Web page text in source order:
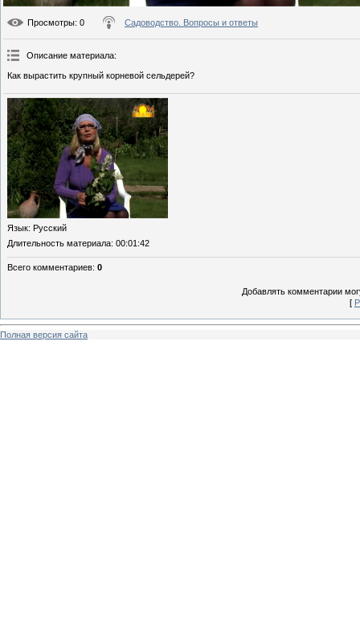
Просмотры: 0 Садоводство. Вопросы и ответы
Описание материала:
Как вырастить крупный корневой сельдерей?
Язык: Русский
Длительность материала: 00:01:42
Всего комментариев: 0
Добавлять комментарии
[
Полная версия сайта